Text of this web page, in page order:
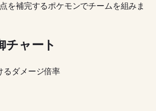
を補完するポケモンでチームを組みま
チャート
るダメージ倍率